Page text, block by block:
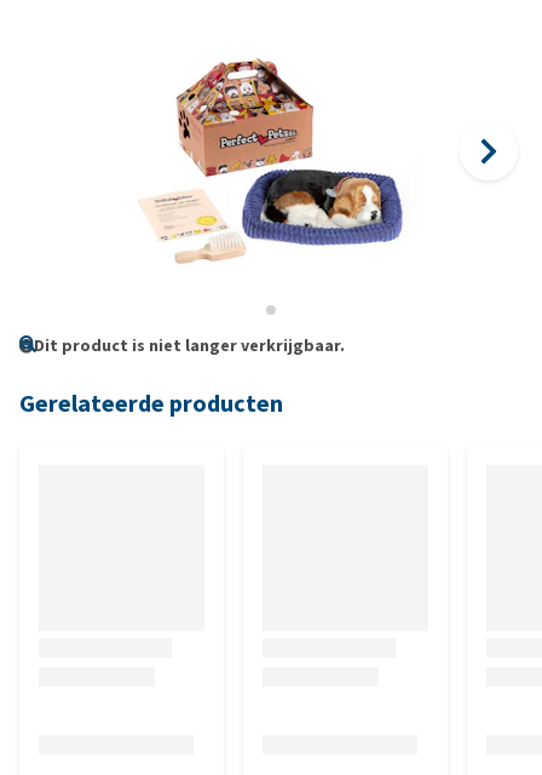
Dit product is niet langer verkrijgbaar.
Gerelateerde producten